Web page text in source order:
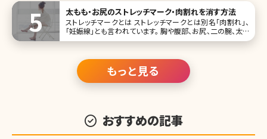
理想の体型を手に入れるための方法について詳しく説明し
ましょう。 目次
太もも・お尻のストレッチマーク・肉割れを消す方法
ストレッチマークとは ストレッチマークとは別名「肉割れ」、
「妊娠線」とも言われています。 胸や腹部、お尻、二の腕、太も
もなどの皮下脂肪が多くあり、皮膚が乾燥しやすい部分にで
われています。幅は数ミリ程度で、大きなものになると長さは
もっと見る
おすすめの記事